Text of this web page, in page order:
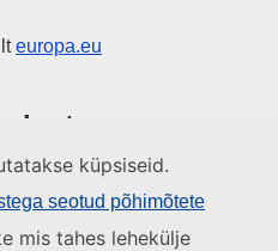
küpsiseid.
seotud põhimõtete
mis tahes lehekülje
europa.eu
6 7 8 9 10 11